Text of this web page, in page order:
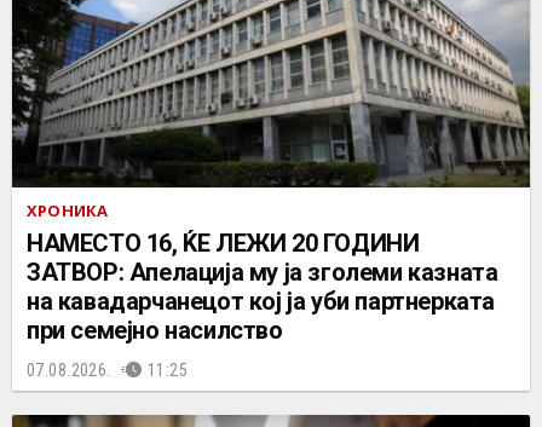
ХРОНИКА
НАМЕСТО 16, ЌЕ ЛЕЖИ 20 ГОДИНИ
ЗАТВОР: Апелација му ја зголеми казната
на кавадарчанецот кој ја уби партнерката
при семејно насилство
07.08.2026. 11:25